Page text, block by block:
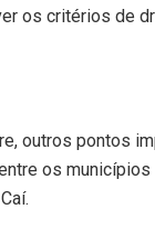
os critérios de
outros pontos
os